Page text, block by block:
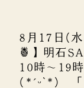
8月17日(水
🍍】明石
10時～19
(*ˊᵕˋ*) 「